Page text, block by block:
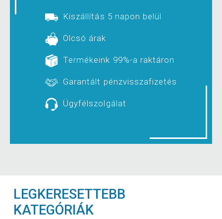
Kiszállítás 5 napon belül
Olcsó árak
Termékeink 99%-a raktáron
Garantált pénzvisszafizetés
Ügyfélszolgálat
LEGKERESETTEBB
KATEGÓRIÁK